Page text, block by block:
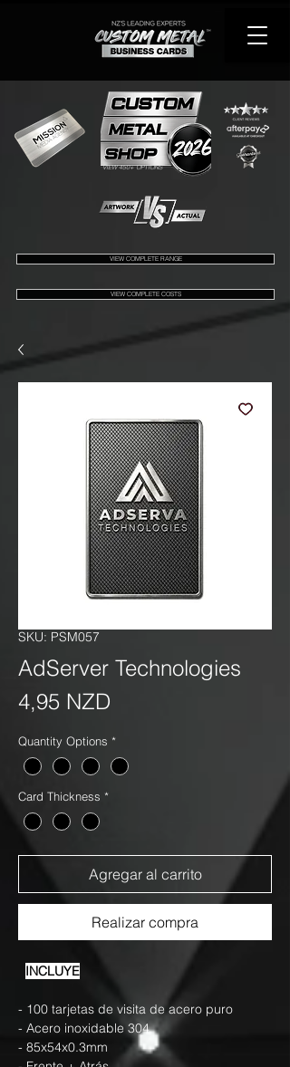
VIEW 450+ OPTIONS
VIEW COMPLETE RANGE
VIEW COMPLETE COSTS
SKU: PSM057
AdServer Technologies
4,95 NZD
Quantity Options *
Card Thickness *
Agregar al carrito
Realizar compra
INCLUYE
- 100 tarjetas de visita de acero puro
- Acero inoxidable 304
- 85x54x0.3mm